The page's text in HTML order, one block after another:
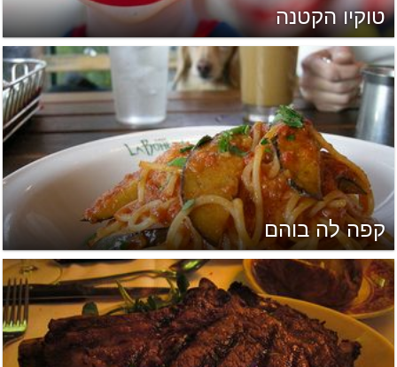
טוקיו הקטנה
קפה לה בוהם